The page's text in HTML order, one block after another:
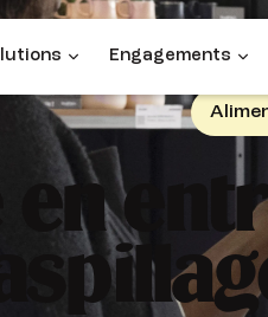
Engagements